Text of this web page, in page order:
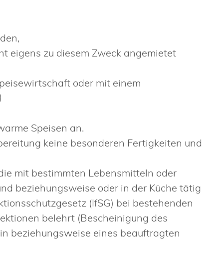
eigens zu diesem Zweck angemietet
oder mit einem
Speisen an.
keine besonderen Fertigkeiten und
mit bestimmten Lebensmitteln oder
beziehungsweise oder in der Küche tätig
(IfSG) bei bestehenden
belehrt (Bescheinigung des
beziehungsweise eines beauftragten